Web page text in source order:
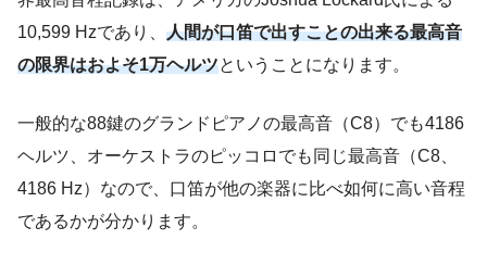
10,599 Hzであり、 人間が口笛で出すことの出来る最高音
の限界はおよそ1万ヘルツということになります。
一般的な88鍵のグランドピアノの最高音（C8）でも4186
ヘルツ、オーケストラのピッコロでも同じ最高音（C8、
4186 Hz）なので、口笛が他の楽器に比べ如何に高い音程
であるかが分かります。